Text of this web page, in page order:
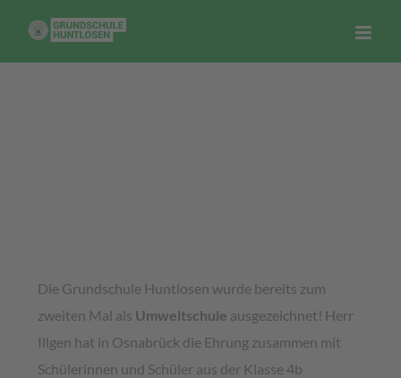
Inhalt
springen
Die Grundschule Huntlosen wurde bereits zum
zweiten Mal als Umweltschule ausgezeichnet! Herr
Illgen hat in Osnabrück die Ehrung zusammen mit
Schülerinnen und Schüler aus der Klasse 4b